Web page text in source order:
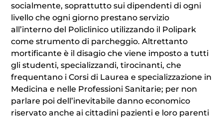
socialmente, soprattutto sui dipendenti di ogni
livello che ogni giorno prestano servizio
all’interno del Policlinico utilizzando il Polipark
come strumento di parcheggio. Altrettanto
mortificante è il disagio che viene imposto a tutti
gli studenti, specializzandi, tirocinanti, che
frequentano i Corsi di Laurea e specializzazione in
Medicina e nelle Professioni Sanitarie; per non
parlare poi dell’inevitabile danno economico
riservato anche ai cittadini pazienti e loro parenti